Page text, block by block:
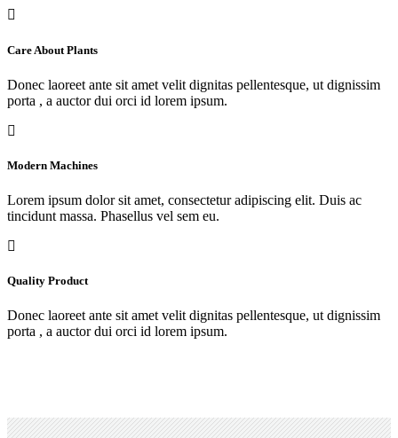
Care About Plants
Donec laoreet ante sit amet velit dignitas pellentesque, ut dignissim
porta , a auctor dui orci id lorem ipsum.
Modern Machines
Lorem ipsum dolor sit amet, consectetur adipiscing elit. Duis ac
tincidunt massa. Phasellus vel sem eu.
Quality Product
Donec laoreet ante sit amet velit dignitas pellentesque, ut dignissim
porta , a auctor dui orci id lorem ipsum.